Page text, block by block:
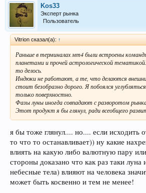
Kos33
Эксперт рынка
Пользователь
Vitrion сказал(а): ↑
Раньше в терминалах мт4 были встроены
планетами и прочей астрологической
то делось.
Индюки не работают, а те, что делаются
стоит безобразно дорого. Я побоялся
только поверхностно.
Фазы луны иногда совпадают с разворотом
Этот продукт я бы глянул, ради всеобщего
я бы тоже глянул.... но.... если исходить
то что то останавливает)) ну какие
влиять на какую либо валютную пару
стороны доказано что как раз таки луна
небесные тела) влияют на человека
может быть косвенно и тем не менее!